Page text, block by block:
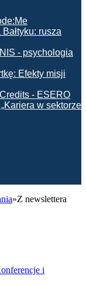
rusza
Efekty misji
w sektorze
»Z newslettera
i